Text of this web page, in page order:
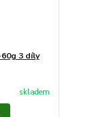
3 díly
skladem